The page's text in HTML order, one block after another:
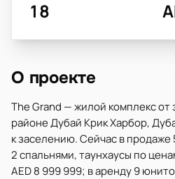
18
О проекте
The Grand — жилой комплекс от
районе Дубай Крик Харбор,
к заселению. Сейчас в продаже
2 спальнями, таунхаусы по
AED 8 999 999; в аренду 9